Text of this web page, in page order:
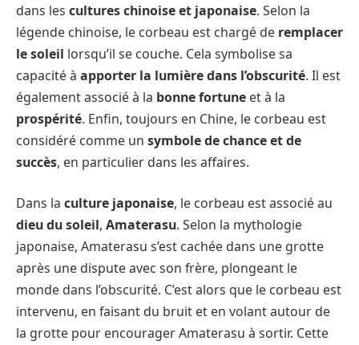
dans les cultures chinoise et japonaise. Selon la
légende chinoise, le corbeau est chargé de remplacer
le soleil lorsqu’il se couche. Cela symbolise sa
capacité à apporter la lumière dans l’obscurité. Il est
également associé à la bonne fortune et à la
prospérité. Enfin, toujours en Chine, le corbeau est
considéré comme un symbole de chance et de
succès, en particulier dans les affaires.
Dans la culture japonaise, le corbeau est associé au
dieu du soleil, Amaterasu. Selon la mythologie
japonaise, Amaterasu s’est cachée dans une grotte
après une dispute avec son frère, plongeant le
monde dans l’obscurité. C’est alors que le corbeau est
intervenu, en faisant du bruit et en volant autour de
la grotte pour encourager Amaterasu à sortir. Cette